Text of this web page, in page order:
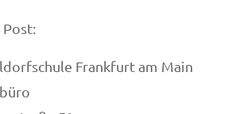
Frankfurt am Main